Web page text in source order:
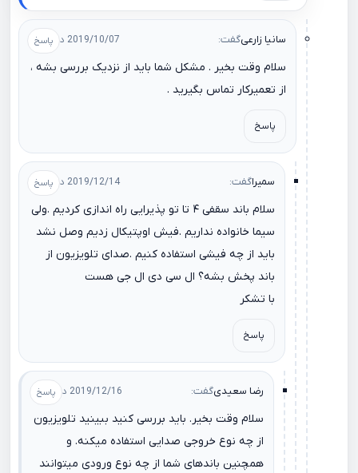
سانیا زارعیگفت: 2019/10/07 در 11:41
سلام وقت بخیر . مشکل شما باید از نزدیک بررسی بشه ،
از تعمیرکار تماس بگیرید .
پاسخ
سمیراگفت: 2019/12/14 در 04:38
سلام باند سقفی ۴ تا تو پذیرایی راه اندازی کردیم .ولی
سیما خانواده نداریم .فیش اوپتیکال زدیم وصل نشد
باید از چه فیشی استفاده کنیم .صدای تلویزیون از
باند پخش بشه؟ ال سی دی ال جی هست
با تشکر
پاسخ
رضا سعیدیگفت: 2019/12/16 در 15:27
سلام وقت بخیر. باید بررسی کنید ببینید تلویزیون
از چه نوع خروجی صدایی استفاده میکنه. و
همچنین باندهای شما از چه نوع ورودی میتوانند